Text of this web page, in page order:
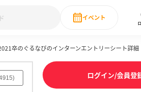
イベント
Event
直近のイベ
卒のぐるなびのインターンエントリーシート詳細
) ログイン/会員登